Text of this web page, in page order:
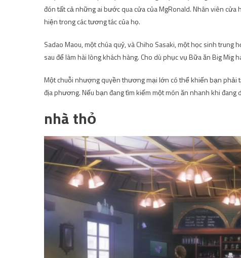
đón tất cả những ai bước qua cửa của MgRonald. Nhân viên
hiện trong các tương tác của họ.
Sadao Maou, một chúa quỷ, và Chiho Sasaki, một học sinh
sau để làm hài lòng khách hàng. Cho dù phục vụ Bữa ăn Big
Một chuỗi nhượng quyền thương mại lớn có thể khiến bạn phải
địa phương. Nếu bạn đang tìm kiếm một món ăn nhanh khi đang
nhà thỏ